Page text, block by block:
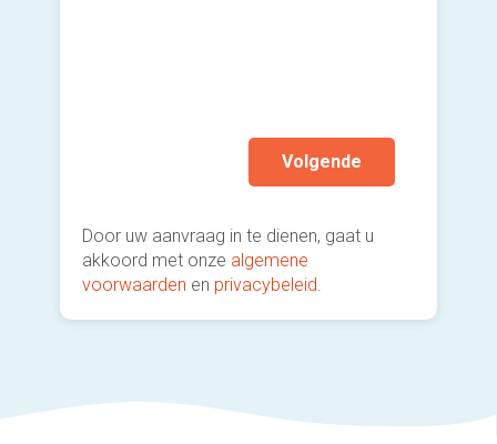
Volgende
Door uw aanvraag in te dienen, gaat u
akkoord met onze algemene
voorwaarden en privacybeleid